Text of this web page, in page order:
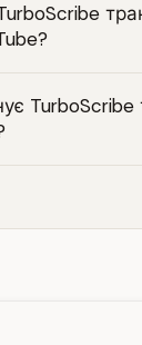
TurboScribe